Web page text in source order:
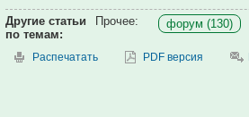
Другие статьи
по темам:
Прочее: форум (130)
Распечатать PDF версия